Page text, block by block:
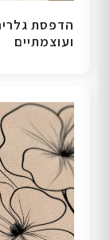
הדפסת
ועוצמתיים